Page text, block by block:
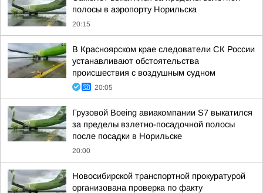
полосы в аэропорту Норильска
20:15
В Красноярском крае следователи СК России
устанавливают обстоятельства
происшествия с воздушным судном
20:05
Грузовой Boeing авиакомпании S7 выкатился
за пределы взлетно-посадочной полосы
после посадки в Норильске
20:00
Новосибирской транспортной прокуратурой
организована проверка по факту